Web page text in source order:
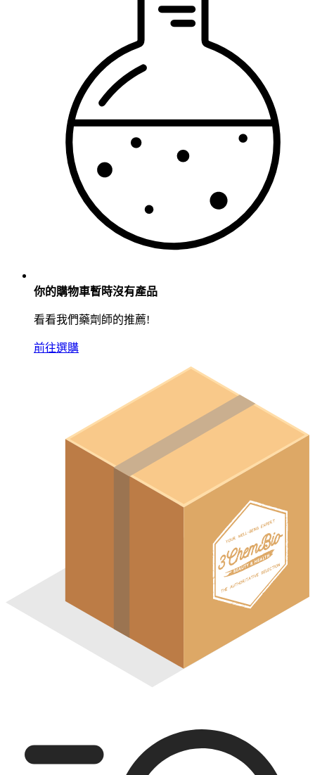
你的購物車暫時沒有產品
看看我們藥劑師的推薦!
前往選購